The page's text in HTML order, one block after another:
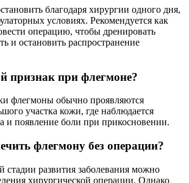
благодаря хирургии одного дня,
условиях. Рекомендуется как
операцию, чтобы дренировать
и остановить распространение
признак при флегмоне?
флегмоны обычно проявляются
участка кожи, где наблюдается
и появление боли при прикосновении.
флегмону без операции?
стадии развития заболевания можно
хирургической операции. Однако